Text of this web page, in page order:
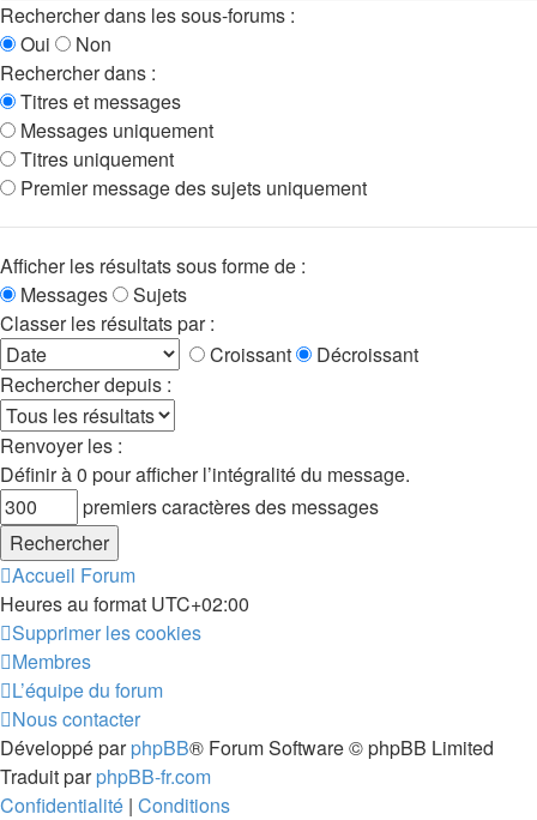
Rechercher dans les sous-forums :
Oui
Non
Rechercher dans :
Titres et messages
Messages uniquement
Titres uniquement
Premier message des sujets uniquement
Afficher les résultats sous forme de :
Messages
Sujets
Classer les résultats par :
Croissant
Décroissant
Rechercher depuis :
Renvoyer les :
Définir à 0 pour afficher l’intégralité du message.
premiers caractères des messages
Accueil Forum
Heures au format UTC+02:00
Supprimer les cookies
Membres
L’équipe du forum
Nous contacter
Développé parphpBB® Forum Software © phpBB Limited
Traduit parphpBB-fr.com
Confidentialité | Conditions